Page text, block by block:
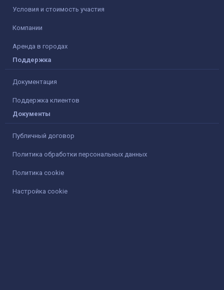
Условия и стоимость участия
Компании
Аренда в городах
Поддержка
Документация
Поддержка клиентов
Документы
Публичный договор
Политика обработки персональных данных
Политика cookie
Настройка cookie